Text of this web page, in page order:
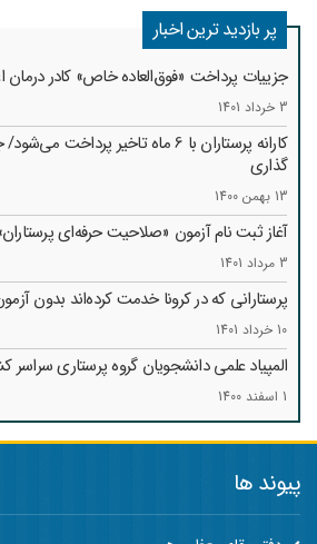
پر بازدید ترین اخبار
جزییات پرداخت «فوق‌العاده خاص» کادر درمان
3 خرداد 1401
کارانه‌ پرستاران با 6 ماه تاخیر
گذاری
13 بهمن 1400
آغاز ثبت نام آزمون «صلاحیت حرفه‌ای
3 مرداد 1401
پرستارانی که در کرونا خدمت کرد‌ه‌اند بدون
10 خرداد 1401
المپیاد علمی دانشجویان گروه پرستاری سراسر
1 اسفند 1400
پیوند ها